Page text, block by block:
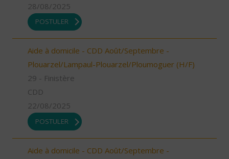
28/08/2025
POSTULER
Aide à domicile - CDD Août/Septembre -
Plouarzel/Lampaul-Plouarzel/Ploumoguer (H/F)
29 - Finistère
CDD
22/08/2025
POSTULER
Aide à domicile - CDD Août/Septembre -